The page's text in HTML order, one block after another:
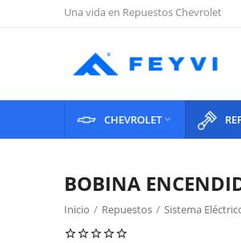
Una vida en Repuestos Chevrolet
CHEVROLET
BOBINA
Inicio / Repuestos / Sistema